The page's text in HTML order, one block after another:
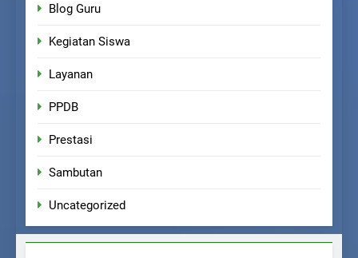
Blog Guru
Kegiatan Siswa
Layanan
PPDB
Prestasi
Sambutan
Uncategorized